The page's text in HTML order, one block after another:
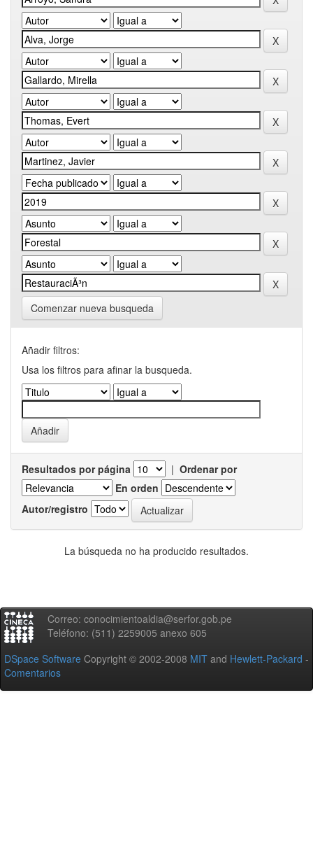
Comenzar nueva busqueda
Añadir filtros:
Usa los filtros para afinar la busqueda.
Resultados por página | Ordenar por
En orden
Autor/registro
La búsqueda no ha producido resultados.
Correo: conocimientoaldia@serfor.gob.pe
Teléfono: (511) 2259005 anexo 605
DSpace Software Copyright © 2002-2008 MIT and Hewlett-Packard -
Comentarios